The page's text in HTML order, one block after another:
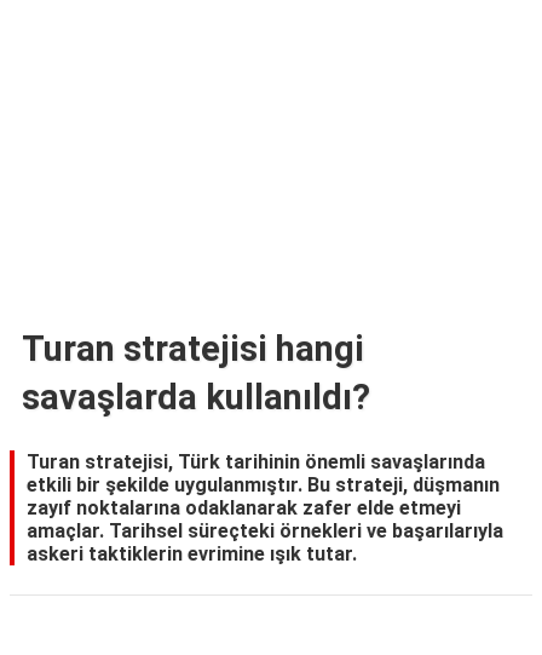
Turan stratejisi hangi
savaşlarda kullanıldı?
Turan stratejisi, Türk tarihinin önemli savaşlarında
etkili bir şekilde uygulanmıştır. Bu strateji, düşmanın
zayıf noktalarına odaklanarak zafer elde etmeyi
amaçlar. Tarihsel süreçteki örnekleri ve başarılarıyla
askeri taktiklerin evrimine ışık tutar.